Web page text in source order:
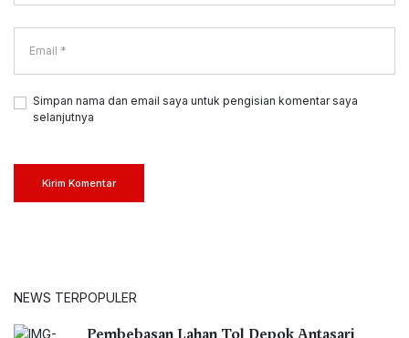
Simpan nama dan email saya untuk pengisian komentar saya
selanjutnya
Kirim Komentar
NEWS TERPOPULER